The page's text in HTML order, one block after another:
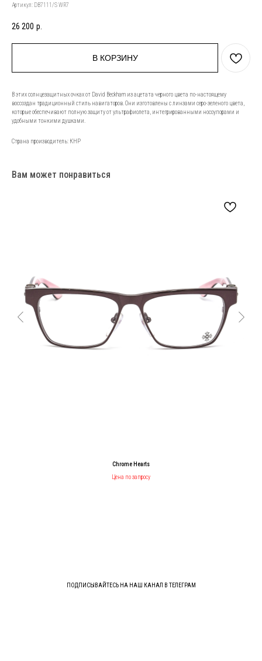
Артикул: DB7111/S WR7
26 200 р.
В КОРЗИНУ
В этих солнцезащитных очках от David Beckham из ацетата черного цвета по-настоящему
воссоздан традиционный стиль навигаторов. Они изготовлены с линзами серо-зеленого цвета,
которые обеспечивают полную защиту от ультрафиолета, интегрированными носоупорами и
удобными тонкими душками.
Страна производитель: КНР
Вам может понравиться
Chrome Hearts
Цена по запросу
ПОДПИСЫВАЙТЕСЬ НА НАШ КАНАЛ В ТЕЛЕГРАМ